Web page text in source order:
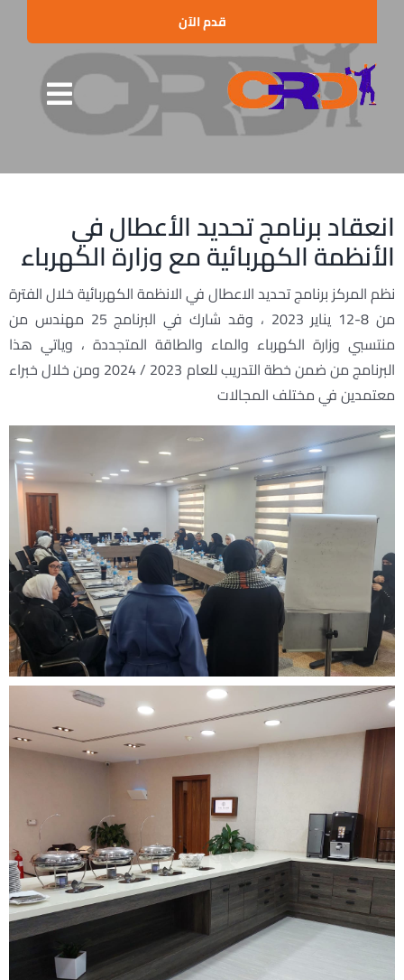
content
قدم الآن
الرئيسية
من نحن
البرامج التدريبية
الإستشارات
العملاء والشراكات
الأخبار
اتصل بنا
انعقاد برنامج تحديد الأعطال في
الأنظمة الكهربائية مع وزارة الكهرباء
نظم المركز برنامج تحديد الاعطال في الانظمة الكهربائية خلال الفترة
من 8-12 يناير 2023 ، وقد شارك في البرنامج 25 مهندس من
منتسبي وزارة الكهرباء والماء والطاقة المتجددة ، وياتي هذا
البرنامج من ضمن خطة التدريب للعام 2023 / 2024 ومن خلال خبراء
معتمدين في مختلف المجالات